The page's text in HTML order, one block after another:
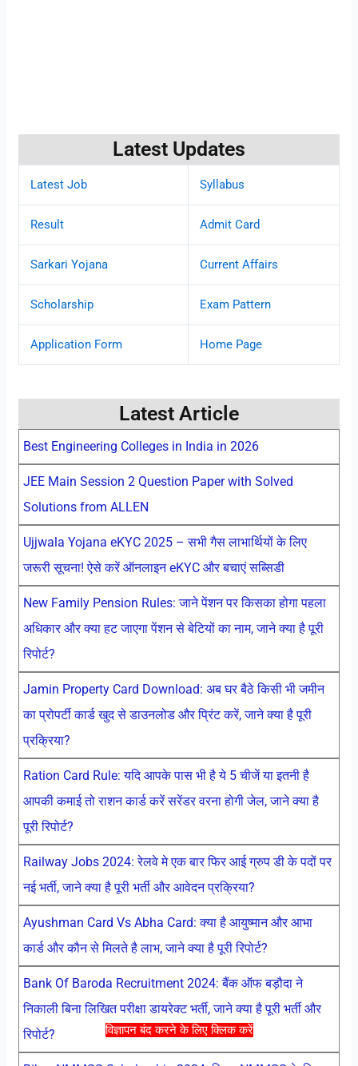
विज्ञापन बंद करने के लिए क्लिक करें
Latest Updates
Latest Job Syllabus
Result Admit Card
Sarkari Yojana Current Affairs
Scholarship Exam Pattern
Application Form Home Page
Latest Article
Best Engineering Colleges in India in 2026
JEE Main Session 2 Question Paper with Solved
Solutions from ALLEN
Ujjwala Yojana eKYC 2025 – सभी गैस लाभार्थियों के लिए
जरूरी सूचना! ऐसे करें ऑनलाइन eKYC और बचाएं सब्सिडी
New Family Pension Rules: जाने पेंशन पर किसका होगा पहला
अधिकार और क्या हट जाएगा पेंशन से बेटियों का नाम, जाने क्या है पूरी
रिपोर्ट?
Jamin Property Card Download: अब घर बैठे किसी भी जमीन
का प्रोपर्टी कार्ड खुद से डाउनलोड और प्रिंट करें, जाने क्या है पूरी
प्रक्रिया?
Ration Card Rule: यदि आपके पास भी है ये 5 चीजें या इतनी है
आपकी कमाई तो राशन कार्ड करें सरेंडर वरना होगी जेल, जाने क्या है
पूरी रिपोर्ट?
Railway Jobs 2024: रेलवे मे एक बार फिर आई ग्रुप डी के पदों पर
नई भर्ती, जाने क्या है पूरी भर्ती और आवेदन प्रक्रिया?
Ayushman Card Vs Abha Card: क्या है आयुष्मान और आभा
कार्ड और कौन से मिलते है लाभ, जाने क्या है पूरी रिपोर्ट?
Bank Of Baroda Recruitment 2024: बैंक ऑफ बड़ौदा ने
निकाली बिना लिखित परीक्षा डायरेक्ट भर्ती, जाने क्या है पूरी भर्ती और
रिपोर्ट?